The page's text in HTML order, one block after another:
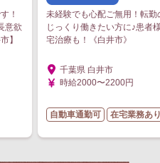
！
意欲
】
未経験でも心配ご無用！転勤
じっくり働きたい方に♪患者
宅治療も！《白井市》
千葉県 白井市
時給2000〜2200円
自動車通勤可 在宅業務あ